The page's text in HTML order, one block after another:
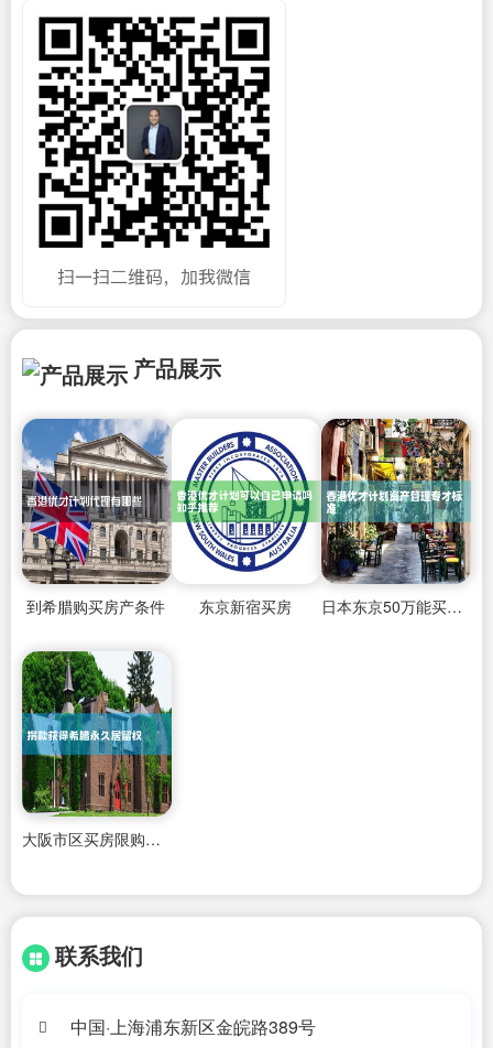
产品展示
到希腊购买房产条件 东京新宿买房 日本东京50万能买房吗多少钱一个月工资
大阪市区买房限购吗最新消息
联系我们
中国·上海浦东新区金皖路389号